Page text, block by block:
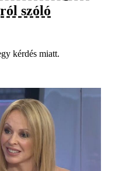
szóló
kérdés miatt.